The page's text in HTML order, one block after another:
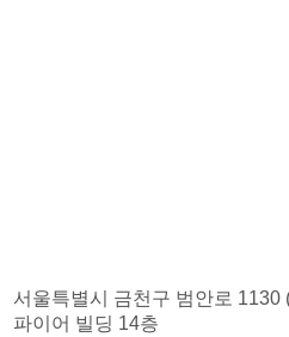
서울특별시 금천구 범안로 1130
파이어 빌딩 14층